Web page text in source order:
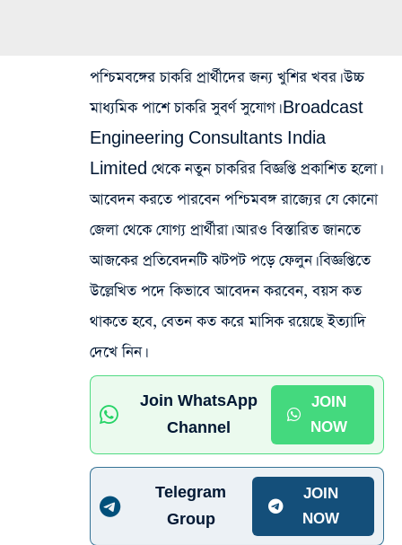
পশ্চিমবঙ্গের চাকরি প্রার্থীদের জন্য খুশির খবর। উচ্চ
মাধ্যমিক পাশে চাকরি সুবর্ণ সুযোগ। Broadcast
Engineering Consultants India
Limited থেকে নতুন চাকরির বিজ্ঞপ্তি প্রকাশিত হলো।
আবেদন করতে পারবেন পশ্চিমবঙ্গ রাজ্যের যে কোনো
জেলা থেকে যোগ্য প্রার্থীরা। আরও বিস্তারিত জানতে
আজকের প্রতিবেদনটি ঝটপট পড়ে ফেলুন। বিজ্ঞপ্তিতে
উল্লেখিত পদে কিভাবে আবেদন করবেন, বয়স কত
থাকতে হবে, বেতন কত করে মাসিক রয়েছে ইত্যাদি
দেখে নিন।
Join WhatsApp
Channel
JOIN
NOW
Telegram
Group
JOIN
NOW